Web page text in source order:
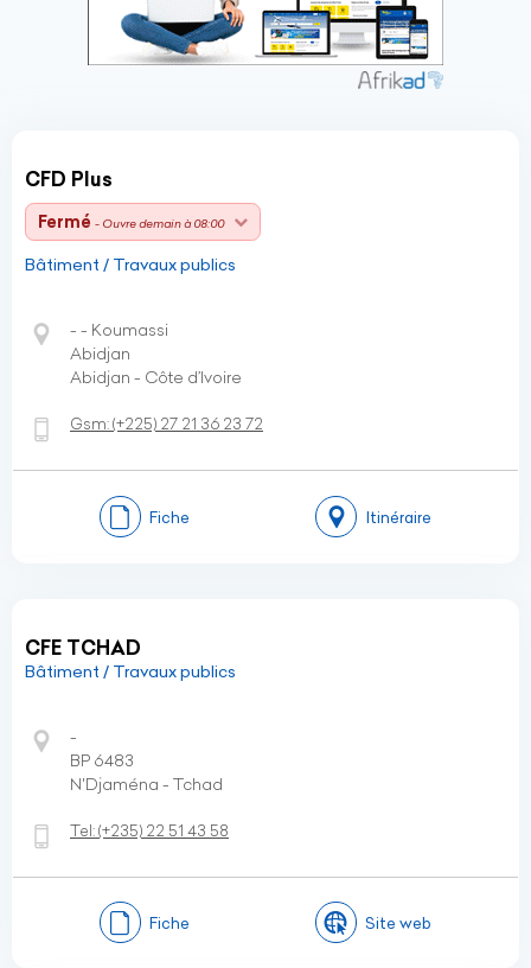
CFD Plus
Fermé - Ouvre demain à 08:00
Bâtiment / Travaux publics
- - Koumassi
Abidjan
Abidjan - Côte d’Ivoire
Gsm:(+225) 27 21 36 23 72
Fiche Itinéraire
CFE TCHAD
Bâtiment / Travaux publics
-
BP 6483
N'Djaména - Tchad
Tel:(+235) 22 51 43 58
Fiche Site web